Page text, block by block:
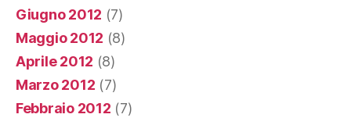
Giugno 2012 (7)
Maggio 2012 (8)
Aprile 2012 (8)
Marzo 2012 (7)
Febbraio 2012 (7)